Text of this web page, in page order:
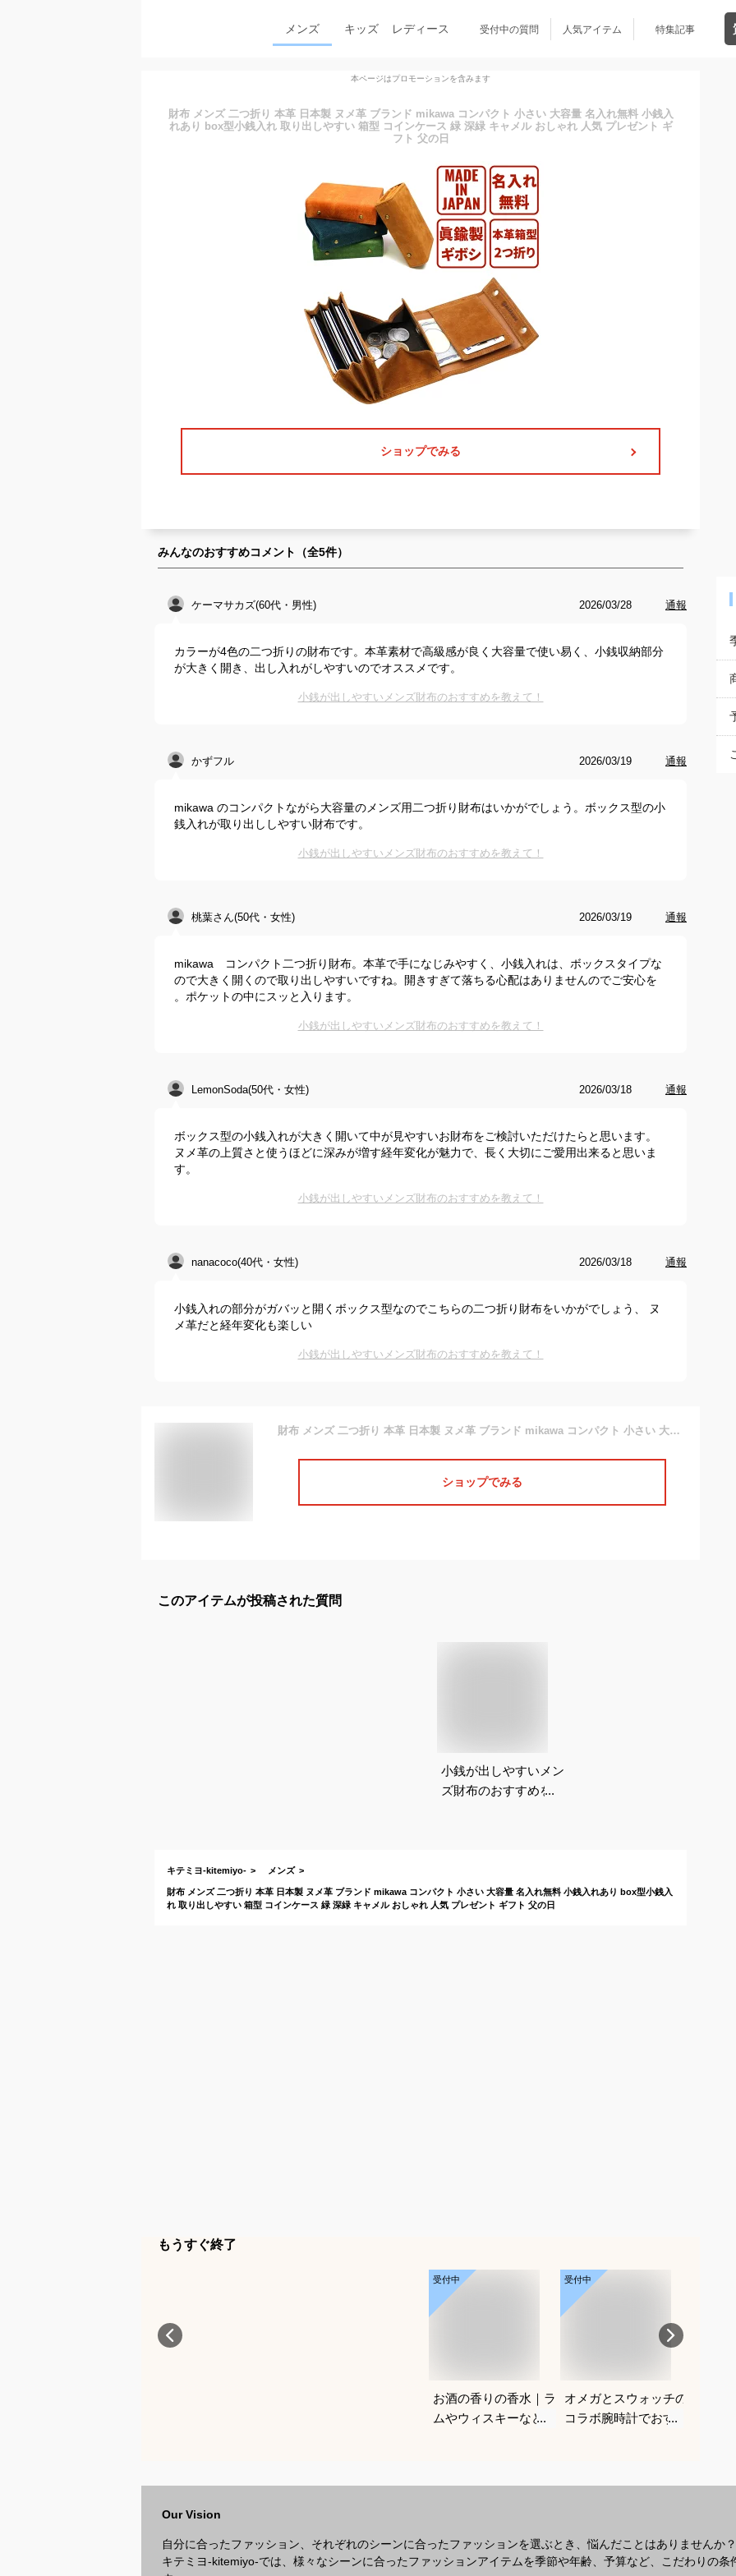
メンズ キッズ レディース 受付中の質問 人気アイテム 特集記事
本ページはプロモーションを含みます
財布 メンズ 二つ折り 本革 日本製 ヌメ革 ブランド mikawa コンパクト 小さい 大容量 名入れ無料 小銭入
れあり box型小銭入れ 取り出しやすい 箱型 コインケース 緑 深緑 キャメル おしゃれ 人気 プレゼント ギ
フト 父の日
ショップでみる
みんなのおすすめコメント（全5件）
ケーマサカズ(60代・男性) 2026/03/28 通報
カラーが4色の二つ折りの財布です。本革素材で高級感が良く大容量で使い易く、小銭収納部分
が大きく開き、出し入れがしやすいのでオススメです。
小銭が出しやすいメンズ財布のおすすめを教えて！
かずフル 2026/03/19 通報
mikawa のコンパクトながら大容量のメンズ用二つ折り財布はいかがでしょう。ボックス型の小
銭入れが取り出ししやすい財布です。
小銭が出しやすいメンズ財布のおすすめを教えて！
桃葉さん(50代・女性) 2026/03/19 通報
mikawa コンパクト二つ折り財布。本革で手になじみやすく、小銭入れは、ボックスタイプな
ので大きく開くので取り出しやすいですね。開きすぎて落ちる心配はありませんのでご安心を
。ポケットの中にスッと入ります。
小銭が出しやすいメンズ財布のおすすめを教えて！
LemonSoda(50代・女性) 2026/03/18 通報
ボックス型の小銭入れが大きく開いて中が見やすいお財布をご検討いただけたらと思います。
ヌメ革の上質さと使うほどに深みが増す経年変化が魅力で、長く大切にご愛用出来ると思いま
す。
小銭が出しやすいメンズ財布のおすすめを教えて！
nanacoco(40代・女性) 2026/03/18 通報
小銭入れの部分がガバッと開くボックス型なのでこちらの二つ折り財布をいかがでしょう、 ヌ
メ革だと経年変化も楽しい
小銭が出しやすいメンズ財布のおすすめを教えて！
財布 メンズ 二つ折り 本革 日本製 ヌメ革 ブランド mikawa コンパクト 小さい 大容量 名入れ無料 小銭入れあり box型小銭入れ 取り出しやすい 箱型 コインケース 緑 深緑 キャメル おしゃれ 人気 プレゼント ギフト 父の日
ショップでみる
このアイテムが投稿された質問
小銭が出しやすいメン
ズ財布のおすすめを教
キテミヨ-kitemiyo- メンズ
財布 メンズ 二つ折り 本革 日本製 ヌメ革 ブランド mikawa コンパクト 小さい 大容量 名入れ無料 小銭入れあり box型小銭入
れ 取り出しやすい 箱型 コインケース 緑 深緑 キャメル おしゃれ 人気 プレゼント ギフト 父の日
もうすぐ終了
受付中
お酒の香りの香水｜ラ
ムやウィスキーなどの
受付中
オメガとスウォッチの
コラボ腕時計でおすす
Our Vision
自分に合ったファッション、それぞれのシーンに合ったファッションを選ぶとき、悩んだことはありませんか？
キテミヨ-kitemiyo-では、様々なシーンに合ったファッションアイテムを季節や年齢、予算など、こだわりの条